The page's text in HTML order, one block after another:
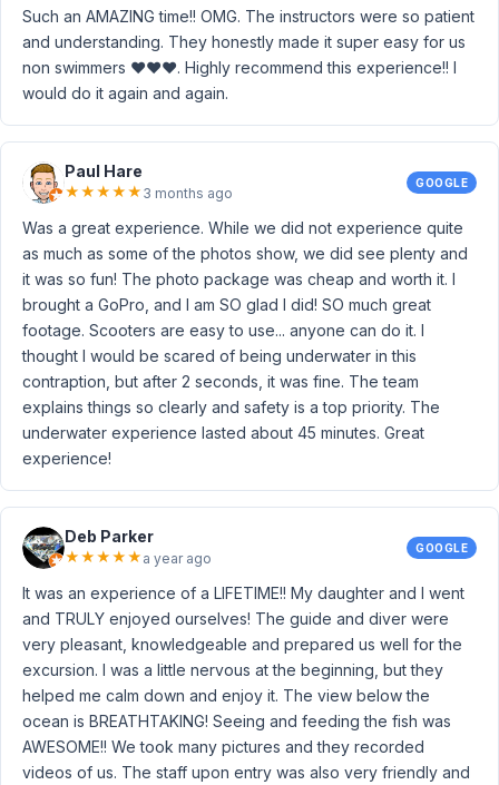
Such an AMAZING time!! OMG. The instructors were so patient
and understanding. They honestly made it super easy for us
non swimmers ❤️❤️❤️. Highly recommend this experience!! I
would do it again and again.
Paul Hare
★★★★★ 3 months ago
GOOGLE
Was a great experience. While we did not experience quite
as much as some of the photos show, we did see plenty and
it was so fun! The photo package was cheap and worth it. I
brought a GoPro, and I am SO glad I did! SO much great
footage. Scooters are easy to use... anyone can do it. I
thought I would be scared of being underwater in this
contraption, but after 2 seconds, it was fine. The team
explains things so clearly and safety is a top priority. The
underwater experience lasted about 45 minutes. Great
experience!
Deb Parker
★★★★★ a year ago
GOOGLE
It was an experience of a LIFETIME!! My daughter and I went
and TRULY enjoyed ourselves! The guide and diver were
very pleasant, knowledgeable and prepared us well for the
excursion. I was a little nervous at the beginning, but they
helped me calm down and enjoy it. The view below the
ocean is BREATHTAKING! Seeing and feeding the fish was
AWESOME!! We took many pictures and they recorded
videos of us. The staff upon entry was also very friendly and